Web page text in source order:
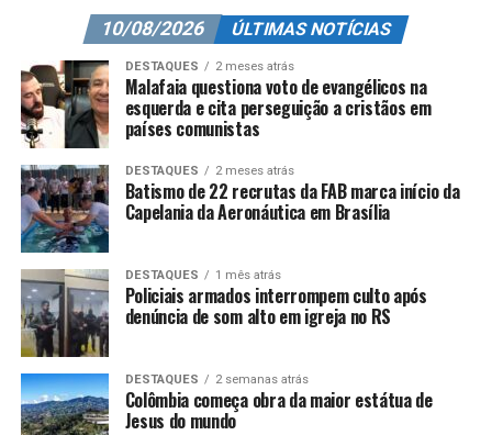
10/08/2026 ÚLTIMAS NOTÍCIAS
DESTAQUES 2 meses atrás
Malafaia questiona voto de evangélicos na
esquerda e cita perseguição a cristãos em
países comunistas
DESTAQUES 2 meses atrás
Batismo de 22 recrutas da FAB marca início da
Capelania da Aeronáutica em Brasília
DESTAQUES 1 mês atrás
Policiais armados interrompem culto após
denúncia de som alto em igreja no RS
DESTAQUES 2 semanas atrás
Colômbia começa obra da maior estátua de
Jesus do mundo